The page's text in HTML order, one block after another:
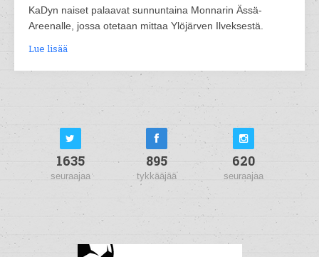
KaDyn naiset palaavat sunnuntaina Monnarin Ässä-
Areenalle, jossa otetaan mittaa Ylöjärven Ilveksestä.
Lue lisää
1635
seuraajaa
895
tykkääjää
620
seuraajaa